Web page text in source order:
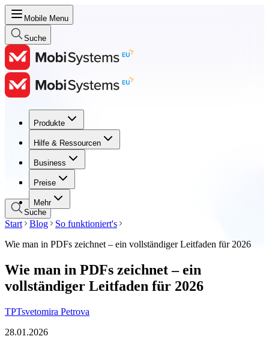
Mobile Menu
Suche
Produkte
Hilfe & Ressourcen
Business
Preise
Mehr
Produkte
Hilfe & Ressourcen
Business
Preise
Suche
Start Blog
So funktioniert's
Wie man in PDFs zeichnet – ein vollständiger Leitfaden für 2026
Wie man in PDFs zeichnet – ein
vollständiger Leitfaden für 2026
TPTsvetomira Petrova
28.01.2026